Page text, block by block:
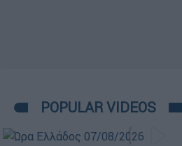
POPULAR VIDEOS